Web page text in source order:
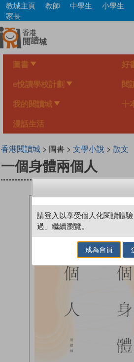
Skip
main
content
教城主頁 教師 中學生
小學生
家長
圖書 好
e悅讀學校計劃 閱
我的閱讀城 十
漫話生活
香港閱讀城> 圖書 > 文學小說 > 散文
一個身體兩個人
請登入以享受個人化閱讀體
過」繼續瀏覽。
成為會員